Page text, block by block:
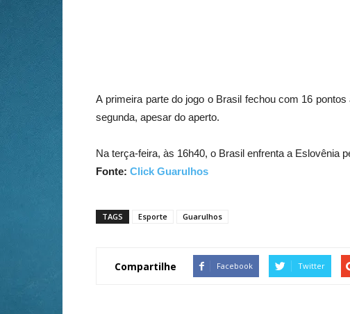
A primeira parte do jogo o Brasil fechou com 16
segunda, apesar do aperto.
Na terça-feira, às 16h40, o Brasil enfrenta a Eslovênia
Fonte: Click Guarulhos
TAGS Esporte Guarulhos
Compartilhe Facebook Twitter